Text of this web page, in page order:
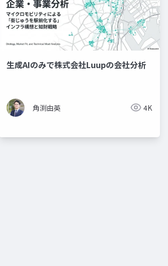
生成AIのみで株式会社Luupの会社分析
角渕由英 4K